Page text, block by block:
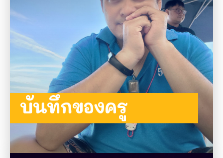
บันทึกของครู